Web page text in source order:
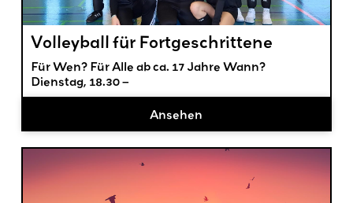
Volleyball für Fortgeschrittene
Für Wen? Für Alle ab ca. 17 Jahre Wann?
Dienstag, 18.30 –
Ansehen